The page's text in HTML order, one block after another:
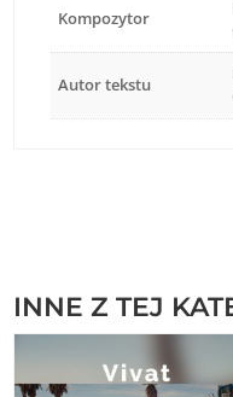
Kompozytor
Autor tekstu
INNE Z TEJ